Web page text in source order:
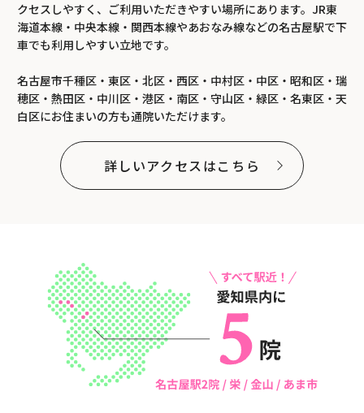
クセスしやすく、ご利用いただきやすい場所にあります。JR東
海道本線・中央本線・関西本線やあおなみ線などの名古屋駅で下
車でも利用しやすい立地です。
名古屋市千種区・東区・北区・西区・中村区・中区・昭和区・瑞
穂区・熱田区・中川区・港区・南区・守山区・緑区・名東区・天
白区にお住まいの方も通院いただけます。
詳しいアクセスはこちら